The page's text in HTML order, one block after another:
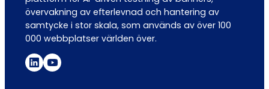
övervakning av efterlevnad och hantering av
samtycke i stor skala, som används av över 100
000 webbplatser världen över.